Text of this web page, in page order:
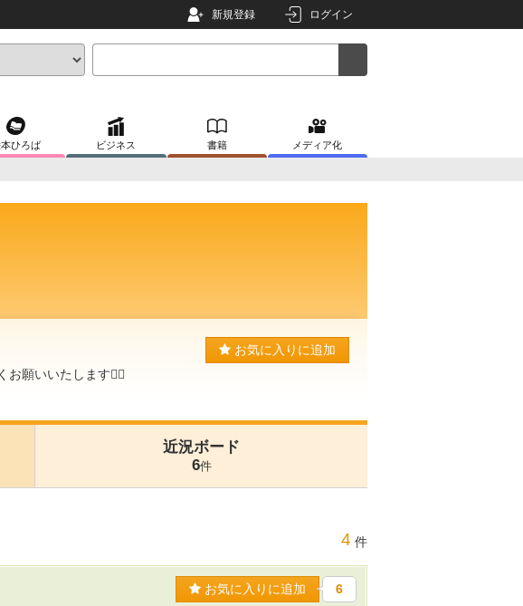
新規登録 ログイン
ひろば ビジネス 書籍 メディア化
願いいたします🙇‍♂️
お気に入りに追加
近況ボード
6件
4 件
お気に入りに追加 6